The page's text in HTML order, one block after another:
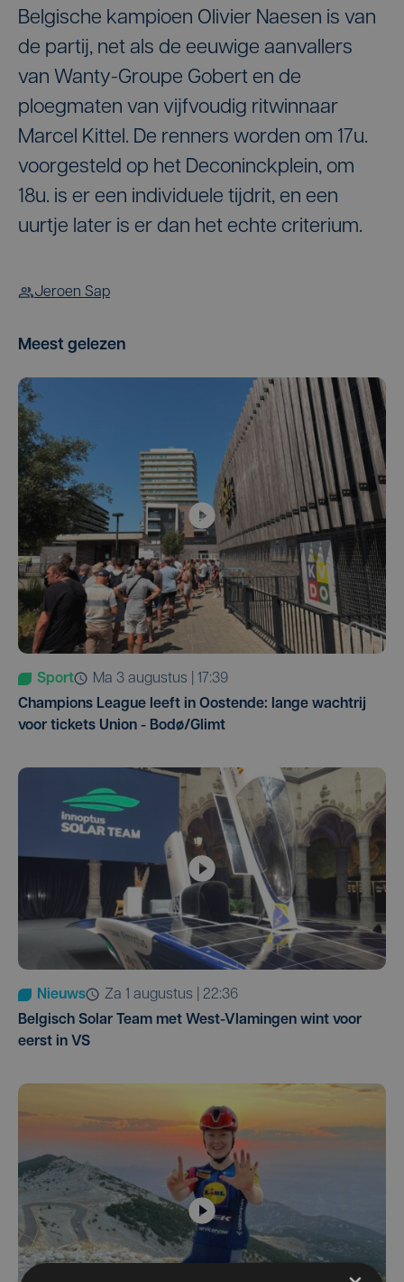
Belgische kampioen Olivier Naesen is van
de partij, net als de eeuwige aanvallers
van Wanty-Groupe Gobert en de
ploegmaten van vijfvoudig ritwinnaar
Marcel Kittel. De renners worden om 17u.
voorgesteld op het Deconinckplein, om
18u. is er een individuele tijdrit, en een
uurtje later is er dan het echte criterium.
Jeroen Sap
Meest gelezen
Sport
ma 3 augustus | 17:39
Champions League leeft in Oostende: lange wachtrij
voor tickets Union - Bodø/Glimt
Nieuws
za 1 augustus | 22:36
Belgisch Solar Team met West-Vlamingen wint voor
eerst in VS